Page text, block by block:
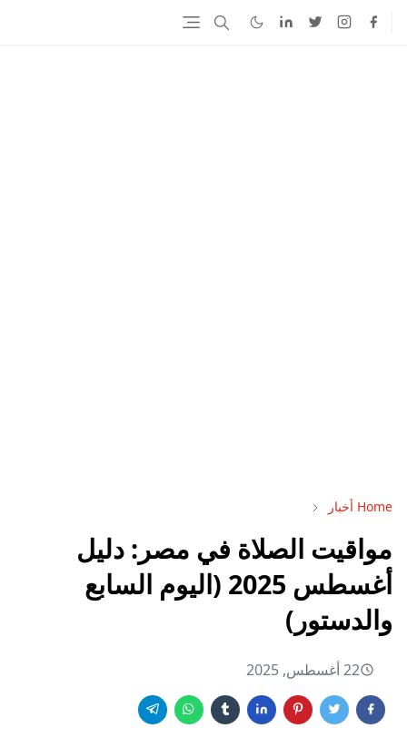
Home أخبار
مواقيت الصلاة في مصر: دليل
أغسطس 2025 (اليوم السابع
والدستور)
22 أغسطس, 2025